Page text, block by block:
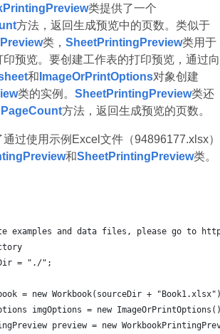
类提供了一个
方法，返回生成预览中的页数。类似于
类， SheetPrintingPreview类用于
预览。要创建工作表的打印预览，通过向
和 ImageOrPrintOptions对象创建
类的实例。 SheetPrintingPreview类还
方法，返回生成预览的页数。
过使用示例Excel文件（94896177.xlsx）
和SheetPrintingPreview类。
examples and data files, please go to
= "./";
= new Workbook(sourceDir +
imgOptions = new
preview = new